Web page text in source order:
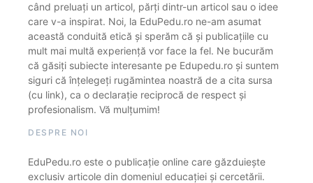
când preluați un articol, părți dintr-un articol sau o idee
care v-a inspirat. Noi, la EduPedu.ro ne-am asumat
această conduită etică și sperăm că și publicațiile cu
mult mai multă experiență vor face la fel. Ne bucurăm
că găsiți subiecte interesante pe Edupedu.ro și suntem
siguri că înțelegeți rugămintea noastră de a cita sursa
(cu link), ca o declarație reciprocă de respect și
profesionalism. Vă mulțumim!
DESPRE NOI
EduPedu.ro este o publicație online care găzduiește
exclusiv articole din domeniul educației și cercetării.